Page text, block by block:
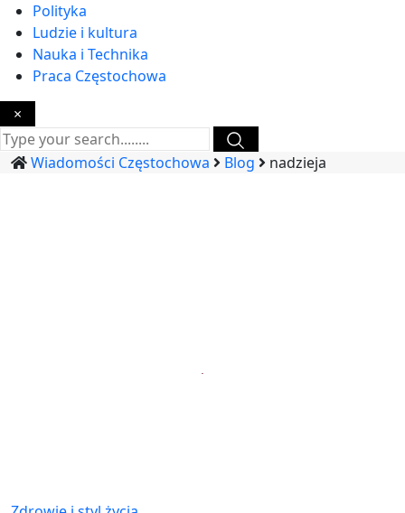
Polityka
Ludzie i kultura
Nauka i Technika
Praca Częstochowa
×
Wiadomości Częstochowa Blog nadzieja